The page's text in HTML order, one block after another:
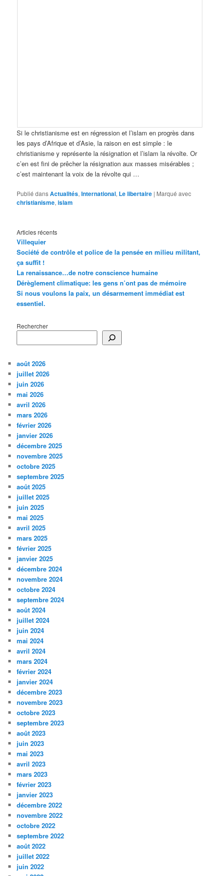
Si le christianisme est en régression et l’islam en progrès dans
les pays d’Afrique et d’Asie, la raison en est simple : le
christianisme y représente la résignation et l’islam la révolte. Or
c’en est fini de prêcher la résignation aux masses misérables ;
c’est maintenant la voix de la révolte qui …
Publié dansActualités,International, Le libertaire | Marqué avec
christianisme,islam
Articles récents
Villequier
Société de contrôle et police de la pensée en milieu militant,
ça suffit !
La renaissance…de notre conscience humaine
Dérèglement climatique: les gens n’ont pas de mémoire
Si nous voulons la paix, un désarmement immédiat est
essentiel.
Rechercher
août 2026
juillet 2026
juin 2026
mai 2026
avril 2026
mars 2026
février 2026
janvier 2026
décembre 2025
novembre 2025
octobre 2025
septembre 2025
août 2025
juillet 2025
juin 2025
mai 2025
avril 2025
mars 2025
février 2025
janvier 2025
décembre 2024
novembre 2024
octobre 2024
septembre 2024
août 2024
juillet 2024
juin 2024
mai 2024
avril 2024
mars 2024
février 2024
janvier 2024
décembre 2023
novembre 2023
octobre 2023
septembre 2023
août 2023
juin 2023
mai 2023
avril 2023
mars 2023
février 2023
janvier 2023
décembre 2022
novembre 2022
octobre 2022
septembre 2022
août 2022
juillet 2022
juin 2022